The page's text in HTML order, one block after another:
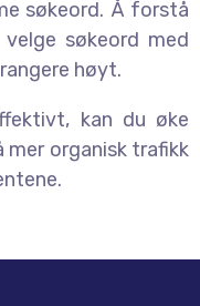
søkeord. Å forstå
søkeord med
høyt.
kan du øke
mer organisk trafikk